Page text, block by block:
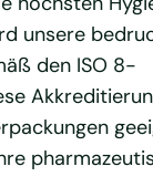
unsere
den ISO 8-